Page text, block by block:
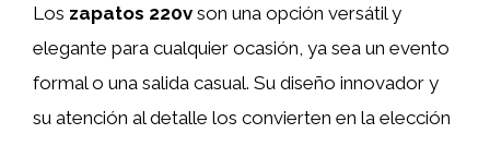
Los zapatos 220v son una opción versátil y
elegante para cualquier ocasión, ya sea un evento
formal o una salida casual. Su diseño innovador y
su atención al detalle los convierten en la elección